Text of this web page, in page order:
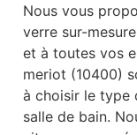
Nous vous
verre sur-
et à toutes vos
meriot (10400)
à choisir le type
salle de bain.